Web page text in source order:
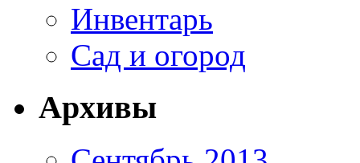
Инвентарь
Сад и огород
Архивы